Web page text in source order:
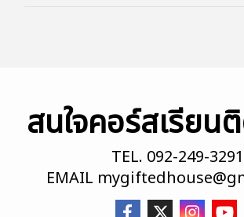
สนใจคอร์สเรียน
TEL. 092-249-3291
EMAIL